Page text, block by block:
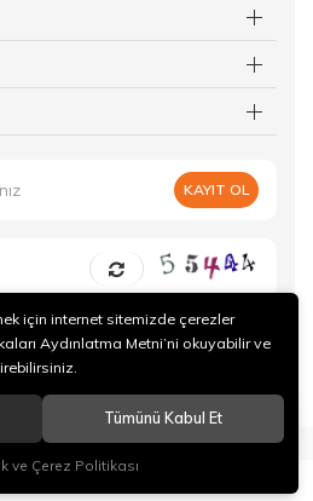
KAYIT OL
Tüm hakları saklıdır.
E-Ticaret Sistemleri ile Hazırlanmıştır.
için internet sitemizde çerezler
Aydınlatma Metni’ni okuyabilir ve
Tümünü Kabul Et
ve Çerez Politikası